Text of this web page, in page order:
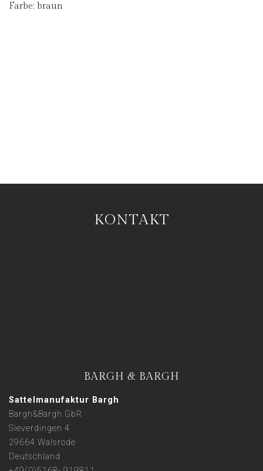
Farbe: braun
KONTAKT
BARGH & BARGH
Sattelmanufaktur Bargh
Bargh&Bargh GbR
Sieverdingen 4
29664 Walsrode
Deutschland